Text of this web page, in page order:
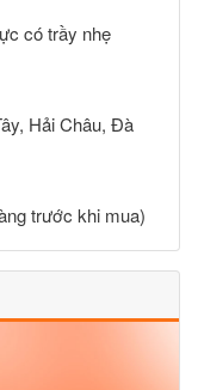
có trầy nhẹ
Hải Châu, Đà
trước khi mua)